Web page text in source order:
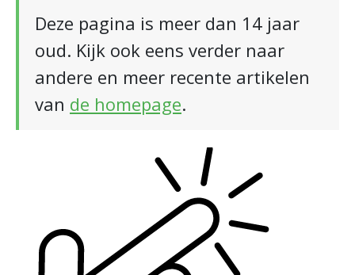
Deze pagina is meer dan 14 jaar
oud. Kijk ook eens verder naar
andere en meer recente artikelen
van de homepage.